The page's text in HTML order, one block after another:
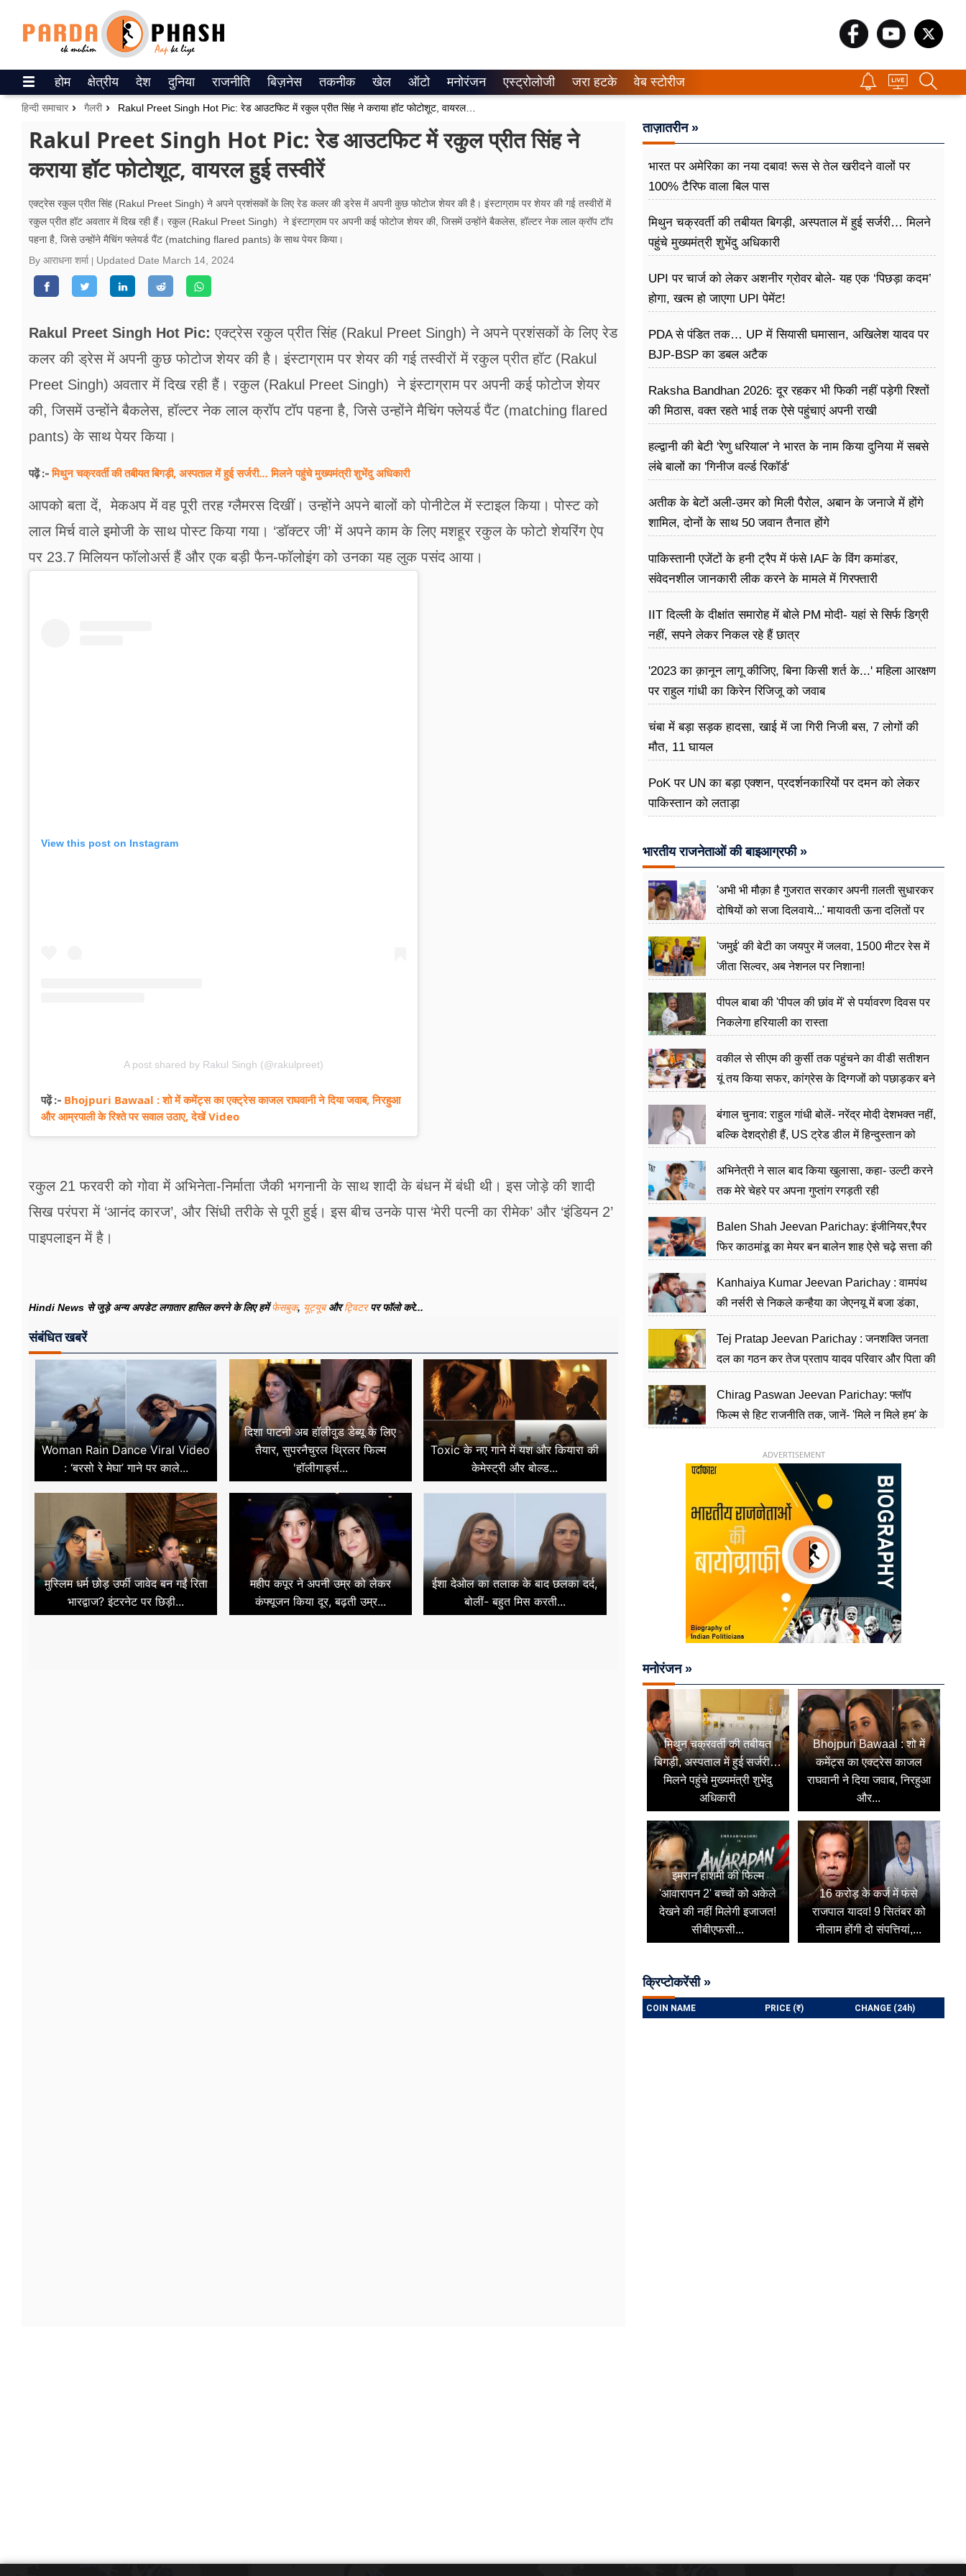
ePaper
वेब स्टोरीज
उत्तर प्रदेश
वीडियो
रिलेशनशिप
जीवन मंत्रा
फूड
सेहत
ब्‍यूटी
होम क्षेत्रीय देश दुनिया राजनीति बिज़नेस तकनीक खेल ऑटो मनोरंजन एस्ट्रोलोजी जरा हटके वेब स्टोरीज
हिन्दी समाचार गैलरी Rakul Preet Singh Hot Pic: रेड आउटफिट में रकुल प्रीत सिंह ने कराया हॉट फोटोशूट, वायरल हुई तस्वीरें
Rakul Preet Singh Hot Pic: रेड आउटफिट में रकुल प्रीत सिंह ने
कराया हॉट फोटोशूट, वायरल हुई तस्वीरें
एक्‍ट्रेस रकुल प्रीत सिंह (Rakul Preet Singh) ने अपने प्रशंसकों के लिए रेड कलर की ड्रेस में अपनी कुछ फोटोज शेयर की है। इंस्टाग्राम पर शेयर की गई तस्‍वीरों में
रकुल प्रीत हॉट अवतार में दिख रही हैं। रकुल (Rakul Preet Singh) ने इंस्टाग्राम पर अपनी कई फोटोज शेयर की, जिसमें उन्होंने बैकलेस, हॉल्टर नेक लाल क्रॉप टॉप
पहना है, जिसे उन्होंने मैचिंग फ्लेयर्ड पैंट (matching flared pants) के साथ पेयर किया।
By आराधना शर्मा
Updated Date March 14, 2024
Rakul Preet Singh Hot Pic: एक्‍ट्रेस रकुल प्रीत सिंह (Rakul Preet Singh) ने अपने प्रशंसकों के लिए रेड
कलर की ड्रेस में अपनी कुछ फोटोज शेयर की है। इंस्टाग्राम पर शेयर की गई तस्‍वीरों में रकुल प्रीत हॉट (Rakul
Preet Singh) अवतार में दिख रही हैं। रकुल (Rakul Preet Singh) ने इंस्टाग्राम पर अपनी कई फोटोज शेयर
की, जिसमें उन्होंने बैकलेस, हॉल्टर नेक लाल क्रॉप टॉप पहना है, जिसे उन्होंने मैचिंग फ्लेयर्ड पैंट (matching flared
pants) के साथ पेयर किया।
पढ़ें :-मिथुन चक्रवर्ती की तबीयत बिगड़ी, अस्पताल में हुई सर्जरी… मिलने पहुंचे मुख्यमंत्री शुभेंदु अधिकारी
आपको बता दें, मेकअप में वह पूरी तरह ग्लैमरस दिखीं। उन्‍होंने अपने बालों को पोनीटेल में स्टाइल किया। पोस्ट को
लाल मिर्च वाले इमोजी के साथ पोस्‍ट किया गया। ‘डॉक्टर जी’ में अपने काम के लिए मशहूर रकुल के फोटो शेयरिंग ऐप
पर 23.7 मिलियन फॉलोअर्स हैं और एक बड़ी फैन-फॉलोइंग को उनका यह लुक पसंद आया।
View this post on Instagram
A post shared by Rakul Singh (@rakulpreet)
पढ़ें :- Bhojpuri Bawaal : शो में कमेंट्स का एक्ट्रेस काजल राघवानी ने दिया जवाब, निरहुआ
और आम्रपाली के रिश्ते पर सवाल उठाए, देखें Video
रकुल 21 फरवरी को गोवा में अभिनेता-निर्माता जैकी भगनानी के साथ शादी के बंधन में बंधी थी। इस जोड़े की शादी
सिख परंपरा में ‘आनंद कारज’, और सिंधी तरीके से पूरी हुई। इस बीच उनके पास ‘मेरी पत्नी का रीमेक’ और ‘इंडियन 2’
पाइपलाइन में है।
Hindi News से जुड़े अन्य अपडेट लगातार हासिल करने के लिए हमेंफेसबुक, यूट्यूबऔरट्विटरपर फॉलो करे...
संबंधित खबरें
Woman Rain Dance Viral Video
: ‘बरसो रे मेघा’ गाने पर काले...
दिशा पाटनी अब हॉलीवुड डेब्यू के लिए
तैयार, सुपरनैचुरल थ्रिलर फिल्म
'हॉलीगार्ड्स...
Toxic के नए गाने में यश और कियारा की
केमेस्ट्री और बोल्ड...
मुस्लिम धर्म छोड़ उर्फी जावेद बन गईं रिता
भारद्वाज? इंटरनेट पर छिड़ी...
महीप कपूर ने अपनी उम्र को लेकर
कंफ्यूजन किया दूर, बढ़ती उम्र...
ईशा देओल का तलाक के बाद छलका दर्द,
बोलीं- बहुत मिस करती...
ताज़ातरीन »
भारत पर अमेरिका का नया दबाव! रूस से तेल खरीदने वालों पर
100% टैरिफ वाला बिल पास
मिथुन चक्रवर्ती की तबीयत बिगड़ी, अस्पताल में हुई सर्जरी… मिलने
पहुंचे मुख्यमंत्री शुभेंदु अधिकारी
UPI पर चार्ज को लेकर अशनीर ग्रोवर बोले- यह एक ‘पिछड़ा कदम’
होगा, खत्म हो जाएगा UPI पेमेंट!
PDA से पंडित तक… UP में सियासी घमासान, अखिलेश यादव पर
BJP-BSP का डबल अटैक
Raksha Bandhan 2026: दूर रहकर भी फिकी नहीं पड़ेगी रिश्तों
की मिठास, वक्त रहते भाई तक ऐसे पहुंचाएं अपनी राखी
हल्द्वानी की बेटी 'रेणु धरियाल' ने भारत के नाम किया दुनिया में सबसे
लंबे बालों का 'गिनीज वर्ल्ड रिकॉर्ड'
अतीक के बेटों अली-उमर को मिली पैरोल, अबान के जनाजे में होंगे
शामिल, दोनों के साथ 50 जवान तैनात होंगे
पाकिस्तानी एजेंटों के हनी ट्रैप में फंसे IAF के विंग कमांडर,
संवेदनशील जानकारी लीक करने के मामले में गिरफ्तारी
IIT दिल्ली के दीक्षांत समारोह में बोले PM मोदी- यहां से सिर्फ डिग्री
नहीं, सपने लेकर निकल रहे हैं छात्र
'2023 का क़ानून लागू कीजिए, बिना किसी शर्त के...' महिला आरक्षण
पर राहुल गांधी का किरेन रिजिजू को जवाब
चंबा में बड़ा सड़क हादसा, खाई में जा गिरी निजी बस, 7 लोगों की
मौत, 11 घायल
PoK पर UN का बड़ा एक्शन, प्रदर्शनकारियों पर दमन को लेकर
पाकिस्तान को लताड़ा
भारतीय राजनेताओं की बाइआग्रफी »
'अभी भी मौक़ा है गुजरात सरकार अपनी ग़लती सुधारकर
दोषियों को सजा दिलवाये...' मायावती ऊना दलितों पर
'जमुई' की बेटी का जयपुर में जलवा, 1500 मीटर रेस में
जीता सिल्वर, अब नेशनल पर निशाना!
पीपल बाबा की 'पीपल की छांव में' से पर्यावरण दिवस पर
निकलेगा हरियाली का रास्ता
वकील से सीएम की कुर्सी तक पहुंचने का वीडी सतीशन
यूं तय किया सफर, कांग्रेस के दिग्गजों को पछाड़कर बने
बंगाल चुनाव: राहुल गांधी बोलें- नरेंद्र मोदी देशभक्त नहीं,
बल्कि देशद्रोही हैं, US ट्रेड डील में हिन्दुस्तान को
अभिनेत्री ने साल बाद किया खुलासा, कहा- उल्टी करने
तक मेरे चेहरे पर अपना गुप्तांग रगड़ती रही
Balen Shah Jeevan Parichay: इंजीनियर,रैपर
फिर काठमांडू का मेयर बन बालेन शाह ऐसे चढ़े सत्ता की
Kanhaiya Kumar Jeevan Parichay : वामपंथ
की नर्सरी से निकले कन्हैया का जेएनयू में बजा डंका,
Tej Pratap Jeevan Parichay : जनशक्ति जनता
दल का गठन कर तेज प्रताप यादव परिवार और पिता की
Chirag Paswan Jeevan Parichay: फ्लॉप
फिल्म से हिट राजनीति तक, जानें- 'मिले न मिले हम' के
ADVERTISEMENT
मनोरंजन »
मिथुन चक्रवर्ती की तबीयत
बिगड़ी, अस्पताल में हुई सर्जरी…
मिलने पहुंचे मुख्यमंत्री शुभेंदु
अधिकारी
Bhojpuri Bawaal : शो में
कमेंट्स का एक्ट्रेस काजल
राघवानी ने दिया जवाब, निरहुआ
और...
इमरान हाशमी की फिल्म
'आवारापन 2' बच्चों को अकेले
देखने की नहीं मिलेगी इजाजत!
सीबीएफसी...
16 करोड़ के कर्ज में फंसे
राजपाल यादव! 9 सितंबर को
नीलाम होंगी दो संपत्तियां,...
क्रिप्टोकरेंसी »